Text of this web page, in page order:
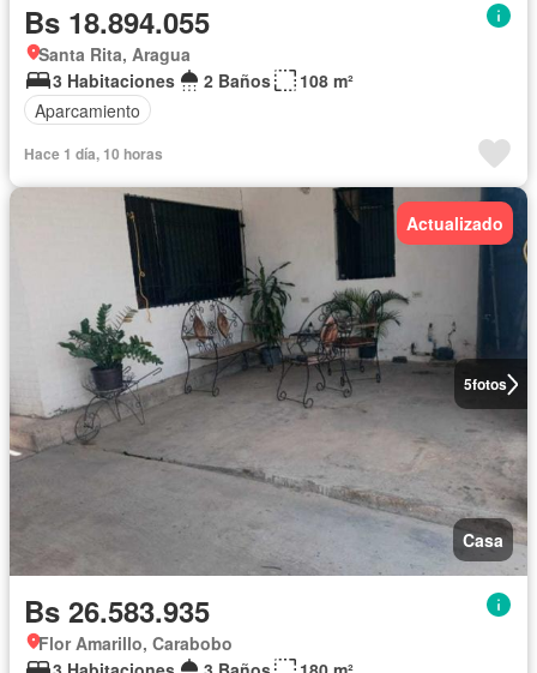
Bs 18.894.055
Santa Rita, Aragua
3 Habitaciones
2 Baños
108 m²
Aparcamiento
Hace 1 día, 10 horas
5fotos
Actualizado
Casa
Bs 26.583.935
Flor Amarillo, Carabobo